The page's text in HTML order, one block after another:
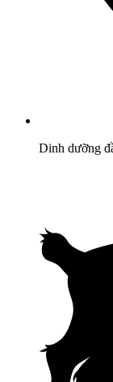
Dinh dưỡng